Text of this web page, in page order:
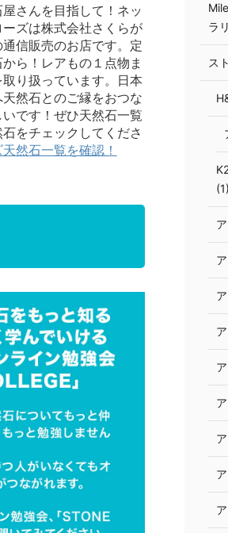
さんを目指して！ネッ
ーズは株式会社さくらが
信販売のお店です。定
ら！レアもの１点物ま
り扱っています。日本
然石とのご縁をおつな
です！ぜひ天然石一覧
をチェックしてくださ
然石一覧を確認！
ラ
ス
(1)